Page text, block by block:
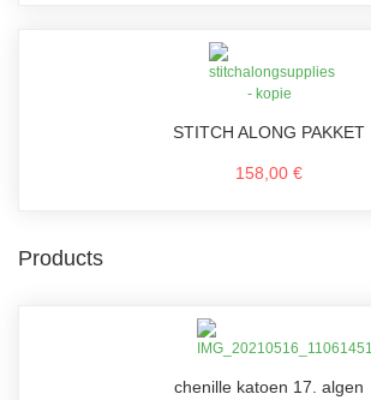
STITCH ALONG PAKKET
158,00 €
Products
chenille katoen 17. algen